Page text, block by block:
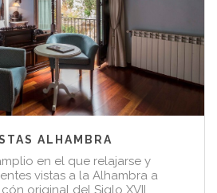
ALHAMBRA
en el que relajarse y
vistas a la Alhambra a
original del Siglo XVII.